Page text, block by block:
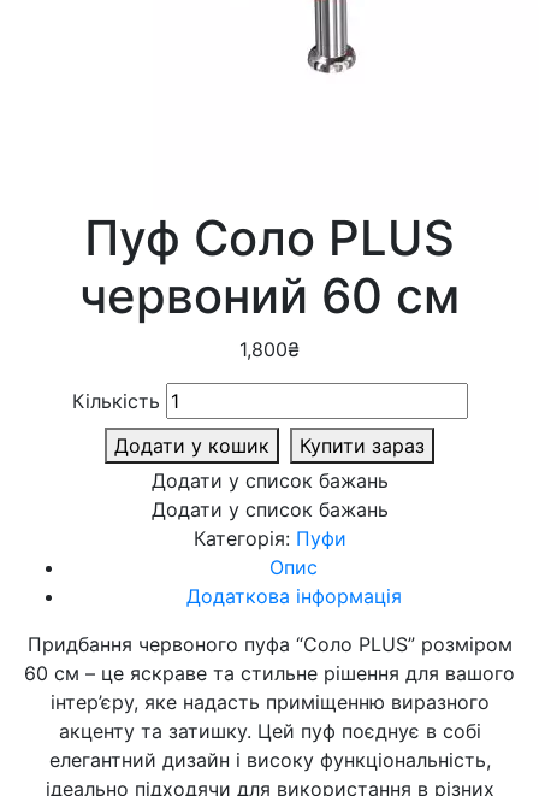
Пуф Соло PLUS
червоний 60 см
1,800₴
Кількість
Додати у кошик
Купити зараз
Додати у список бажань
Додати у список бажань
Категорія: Пуфи
Опис
Додаткова інформація
Придбання червоного пуфа “Соло PLUS” розміром
60 см – це яскраве та стильне рішення для вашого
інтер’єру, яке надасть приміщенню виразного
акценту та затишку. Цей пуф поєднує в собі
елегантний дизайн і високу функціональність,
ідеально підходячи для використання в різних